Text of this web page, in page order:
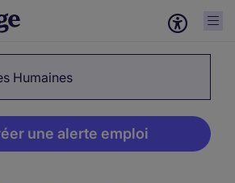
Humaines
une alerte emploi